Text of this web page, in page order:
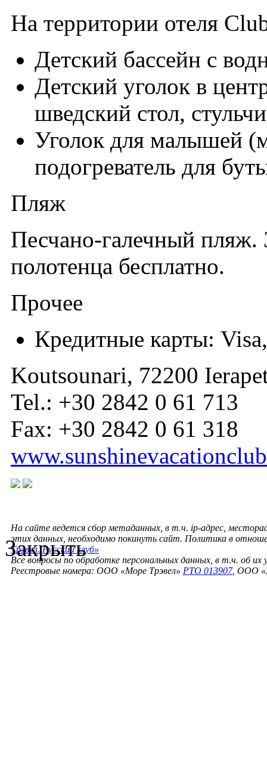
На территории отеля
Детский бассейн с
Детский уголок в
шведский стол,
Уголок для малышей
подогреватель для
Пляж
Песчано-галечный пляж.
полотенца бесплатно.
Прочее
Кредитные карты:
Koutsounari, 72200
Tel.: +30 2842 0 61 713
Fax: +30 2842 0 61 318
На сайте ведется сбор метаданных, в т.ч. ip-адрес,
этих данных, необходимо покинуть сайт. Политика в
Трэвел. Русский клуб»
Все вопросы по обработке персональных данных, в т.ч. об их
Реестровые номера: ООО «Море Трэвел» РТО 013907, ООО
Закрыть